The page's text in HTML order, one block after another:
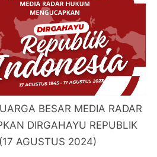
BESAR MEDIA RADAR
DIRGAHAYU REPUBLIK
AGUSTUS 2024)